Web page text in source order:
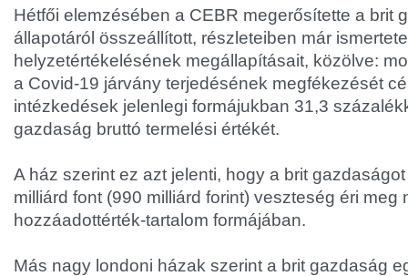
Hétfői elemzésében a CEBR megerősítette a brit
állapotáról összeállított, részleteiben már
helyzetértékelésének megállapításait, közölve:
a Covid-19 járvány terjedésének megfékezését
intézkedések jelenlegi formájukban 31,3
gazdaság bruttó termelési értékét.
A ház szerint ez azt jelenti, hogy a brit
milliárd font (990 milliárd forint) veszteség éri meg
hozzáadottérték-tartalom formájában.
Más nagy londoni házak szerint a brit gazdaság